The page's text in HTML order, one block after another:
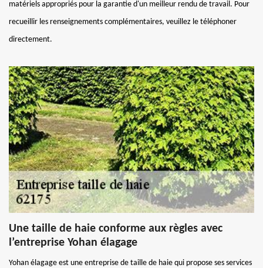
matériels appropriés pour la garantie d'un meilleur rendu de travail. Pour
recueillir les renseignements complémentaires, veuillez le téléphoner
directement.
Une taille de haie conforme aux règles avec
l’entreprise Yohan élagage
Yohan élagage est une entreprise de taille de haie qui propose ses services